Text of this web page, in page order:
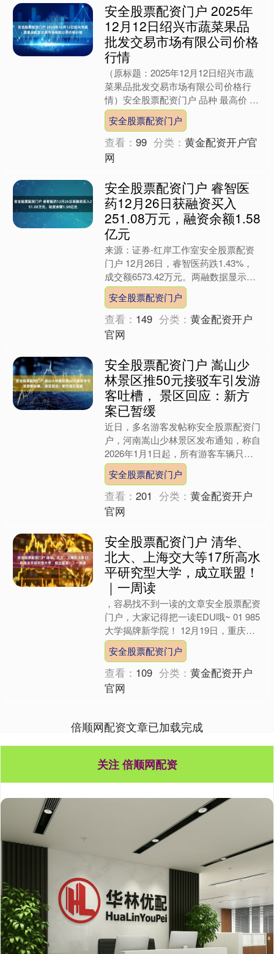
安全股票配资门户 2025年
12月12日绍兴市蔬菜果品
批发交易市场有限公司价格
行情
（原标题：2025年12月12日绍兴市蔬
菜果品批发交易市场有限公司价格行
情）安全股票配资门户 品种 最高价 最
低价 大宗价 大白菜 -- -- 2.20 油菜 ....
安全股票配资门户
查看：99 分类：黄金配资开户官
网
安全股票配资门户 睿智医
药12月26日获融资买入
251.08万元，融资余额1.58
亿元
来源：证券-红岸工作室安全股票配资
门户 12月26日，睿智医药跌1.43%，
成交额6573.42万元。两融数据显示，
当日睿智医药获融资买入额251.08万
元，融....
安全股票配资门户
查看： 149 分类：黄金配资开户
官网
安全股票配资门户 嵩山少
林景区推50元接驳车引发游
客吐槽， 景区回应：新方
案已暂缓
近日，多名游客发帖称安全股票配资门
户，河南嵩山少林景区发布通知，称自
2026年1月1日起，所有游客车辆只能
停在新的游客中心停车场，然后转乘
50元接驳车往返景区。....
安全股票配资门户
查看：201 分类：黄金配资开户
官网
安全股票配资门户 清华、
北大、上海交大等17所高水
平研究型大学，成立联盟！
｜一周读
，容易找不到一读的文章安全股票配资
门户，大家记得把一读EDU哦~ 01 985
大学揭牌新学院！ 12月19日，重庆大
学智能汽车技术学院合作共建签约暨揭
牌活动举行....
安全股票配资门户
查看： 109 分类：黄金配资开户
官网
倍顺网配资文章已加载完成
关注 倍顺网配资